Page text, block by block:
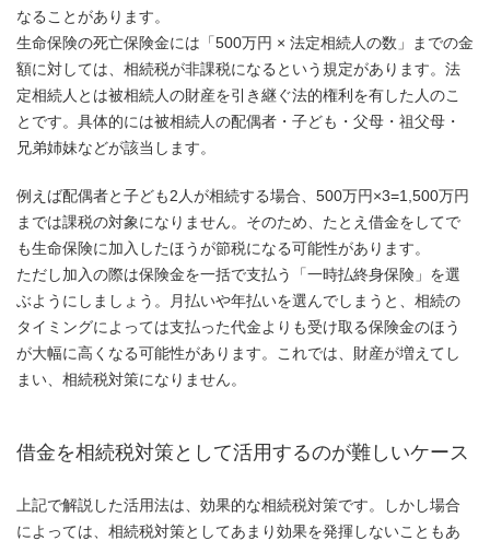
なることがあります。
生命保険の死亡保険金には「500万円 × 法定相続人の数」までの金
額に対しては、相続税が非課税になるという規定があります。法
定相続人とは被相続人の財産を引き継ぐ法的権利を有した人のこ
とです。具体的には被相続人の配偶者・子ども・父母・祖父母・
兄弟姉妹などが該当します。
例えば配偶者と子ども2人が相続する場合、500万円×3=1,500万円
までは課税の対象になりません。そのため、たとえ借金をしてで
も生命保険に加入したほうが節税になる可能性があります。
ただし加入の際は保険金を一括で支払う「一時払終身保険」を選
ぶようにしましょう。月払いや年払いを選んでしまうと、相続の
タイミングによっては支払った代金よりも受け取る保険金のほう
が大幅に高くなる可能性があります。これでは、財産が増えてし
まい、相続税対策になりません。
借金を相続税対策として活用するのが難しいケース
上記で解説した活用法は、効果的な相続税対策です。しかし場合
によっては、相続税対策としてあまり効果を発揮しないこともあ